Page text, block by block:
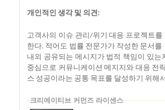
개인적인 생각 및 의견 :
고객사의 이슈 관리 /위기 대응 프로젝트를
한다. 적어도 법률 전문가가 작성한 문서를
내외 공유되는 메시지가 법적 책임이 있는
중심으로 커뮤니케이션 메지지와 대응 전
스 성공이라는 공통 목표를 달성하기 위해
크리에이티브 커먼즈 라이센스